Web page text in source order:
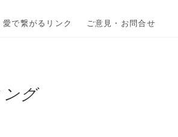
愛で繋がるリンク ご意見・お問合せ
ング